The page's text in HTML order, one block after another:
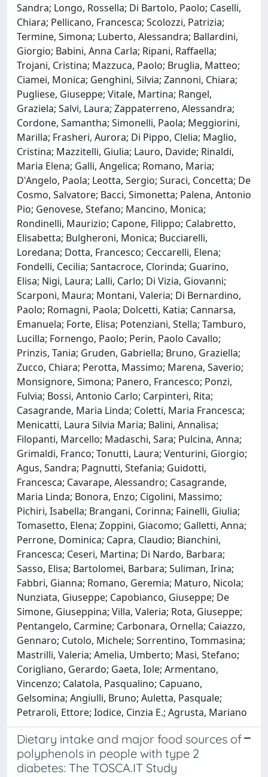
Sandra; Longo, Rossella; Di Bartolo, Paolo; Caselli,
Chiara; Pellicano, Francesca; Scolozzi, Patrizia;
Termine, Simona; Luberto, Alessandra; Ballardini,
Giorgio; Babini, Anna Carla; Ripani, Raffaella;
Trojani, Cristina; Mazzuca, Paolo; Bruglia, Matteo;
Ciamei, Monica; Genghini, Silvia; Zannoni, Chiara;
Pugliese, Giuseppe; Vitale, Martina; Rangel,
Graziela; Salvi, Laura; Zappaterreno, Alessandra;
Cordone, Samantha; Simonelli, Paola; Meggiorini,
Marilla; Frasheri, Aurora; Di Pippo, Clelia; Maglio,
Cristina; Mazzitelli, Giulia; Lauro, Davide; Rinaldi,
Maria Elena; Galli, Angelica; Romano, Maria;
D'Angelo, Paola; Leotta, Sergio; Suraci, Concetta; De
Cosmo, Salvatore; Bacci, Simonetta; Palena, Antonio
Pio; Genovese, Stefano; Mancino, Monica;
Rondinelli, Maurizio; Capone, Filippo; Calabretto,
Elisabetta; Bulgheroni, Monica; Bucciarelli,
Loredana; Dotta, Francesco; Ceccarelli, Elena;
Fondelli, Cecilia; Santacroce, Clorinda; Guarino,
Elisa; Nigi, Laura; Lalli, Carlo; Di Vizia, Giovanni;
Scarponi, Maura; Montani, Valeria; Di Bernardino,
Paolo; Romagni, Paola; Dolcetti, Katia; Cannarsa,
Emanuela; Forte, Elisa; Potenziani, Stella; Tamburo,
Lucilla; Fornengo, Paolo; Perin, Paolo Cavallo;
Prinzis, Tania; Gruden, Gabriella; Bruno, Graziella;
Zucco, Chiara; Perotta, Massimo; Marena, Saverio;
Monsignore, Simona; Panero, Francesco; Ponzi,
Fulvia; Bossi, Antonio Carlo; Carpinteri, Rita;
Casagrande, Maria Linda; Coletti, Maria Francesca;
Menicatti, Laura Silvia Maria; Balini, Annalisa;
Filopanti, Marcello; Madaschi, Sara; Pulcina, Anna;
Grimaldi, Franco; Tonutti, Laura; Venturini, Giorgio;
Agus, Sandra; Pagnutti, Stefania; Guidotti,
Francesca; Cavarape, Alessandro; Casagrande,
Maria Linda; Bonora, Enzo; Cigolini, Massimo;
Pichiri, Isabella; Brangani, Corinna; Fainelli, Giulia;
Tomasetto, Elena; Zoppini, Giacomo; Galletti, Anna;
Perrone, Dominica; Capra, Claudio; Bianchini,
Francesca; Ceseri, Martina; Di Nardo, Barbara;
Sasso, Elisa; Bartolomei, Barbara; Suliman, Irina;
Fabbri, Gianna; Romano, Geremia; Maturo, Nicola;
Nunziata, Giuseppe; Capobianco, Giuseppe; De
Simone, Giuseppina; Villa, Valeria; Rota, Giuseppe;
Pentangelo, Carmine; Carbonara, Ornella; Caiazzo,
Gennaro; Cutolo, Michele; Sorrentino, Tommasina;
Mastrilli, Valeria; Amelia, Umberto; Masi, Stefano;
Corigliano, Gerardo; Gaeta, Iole; Armentano,
Vincenzo; Calatola, Pasqualino; Capuano,
Gelsomina; Angiulli, Bruno; Auletta, Pasquale;
Petraroli, Ettore; Iodice, Cinzia E.; Agrusta, Mariano
Dietary intake and major food sources of
polyphenols in people with type 2
diabetes: The TOSCA.IT Study